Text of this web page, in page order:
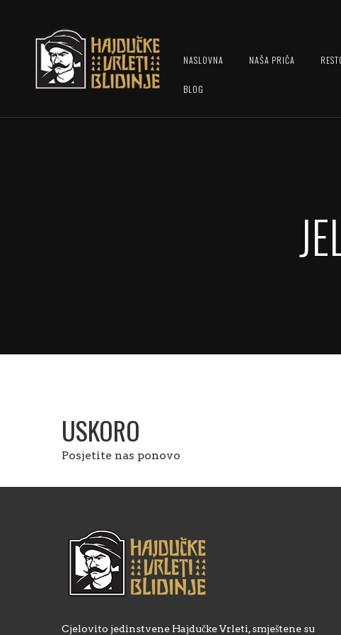
NASLOVNA NAŠA PRIČA
BLOG
USKORO
Posjetite nas ponovo
Cjelovito jedinstvene Hajdučke Vrleti, smještene su